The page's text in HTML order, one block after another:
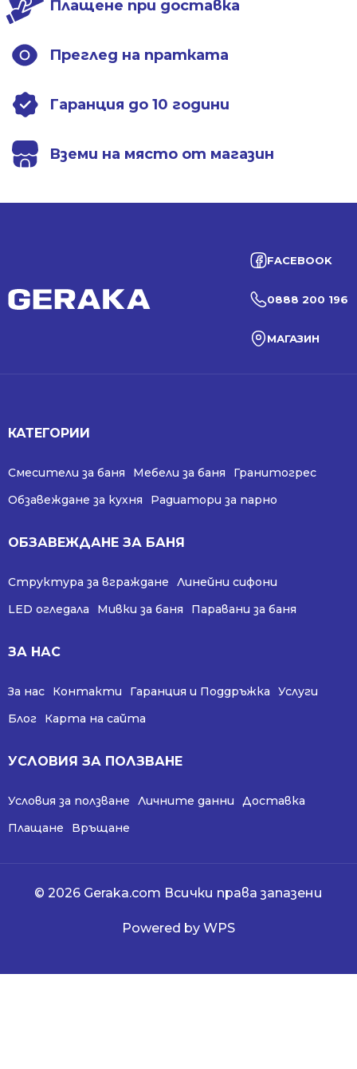
Плащене при доставка
Преглед на пратката
Гаранция до 10 години
Вземи на място от магазин
FACEBOOK
0888 200 196
МАГАЗИН
КАТЕГОРИИ
Смесители за баня Мебели за баня
Гранитогрес
Обзавеждане за кухня
Радиатори за парно
ОБЗАВЕЖДАНЕ ЗА БАНЯ
Структура за вграждане
Линейни сифони
LED огледала
Мивки за баня Паравани за баня
ЗА НАС
За нас Контакти Гаранция и Поддръжка
Услуги
Блог
Карта на сайта
УСЛОВИЯ ЗА ПОЛЗВАНЕ
Условия за ползване Личните данни
Доставка
Плащане
Връщане
© 2026 Geraka.com Всички права запазени
Powered by WPS